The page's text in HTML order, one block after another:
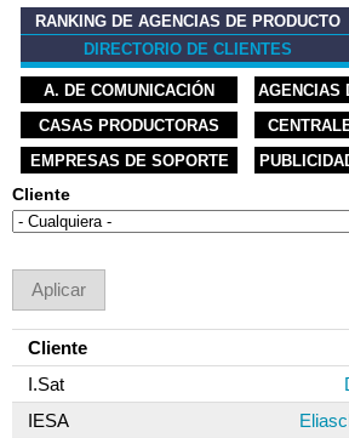
RANKING DE AGENCIAS DE PRODUCTO
DIRECTORIO DE CLIENTES
A. DE COMUNICACIÓN
AGENCIAS
CASAS PRODUCTORAS
EMPRESAS DE SOPORTE
Cliente
Cliente
I.Sat
IESA